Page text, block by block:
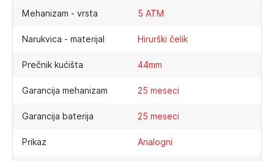
Mehanizam - vrsta 5 ATM
Narukvica - materijal Hirurški čelik
Prečnik kućišta 44mm
Garancija mehanizam 25 meseci
Garancija baterija 25 meseci
Prikaz Analogni